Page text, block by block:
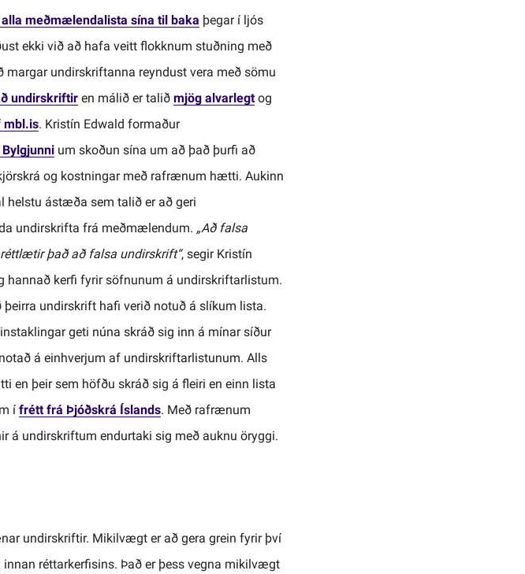
meðmælendalista sína til baka þegar í ljós
ekki við að hafa veitt flokknum stuðning með
undirskriftanna reyndust vera með sömu
undirskriftiren málið er talið mjög alvarlegtog
mbl.is. Kristín Edwald formaður
um skoðun sína um að það þurfi að
og kostningar með rafrænum hætti. Aukinn
helstu ástæða sem talið er að geri
undirskrifta frá meðmælendum. „Að falsa
það að falsa undirskrift“, segir Kristín
hannað kerfi fyrir söfnunum á undirskriftarlistum.
undirskrift hafi verið notuð á slíkum lista.
geti núna skráð sig inn á mínar síður
á einhverjum af undirskriftarlistunum. Alls
en þeir sem höfðu skráð sig á fleiri en einn lista
í frétt frá Þjóðskrá Íslands. Með rafrænum
á undirskriftum endurtaki sig með auknu öryggi.
undirskriftir. Mikilvægt er að gera grein fyrir því
réttarkerfisins. Það er þess vegna mikilvægt